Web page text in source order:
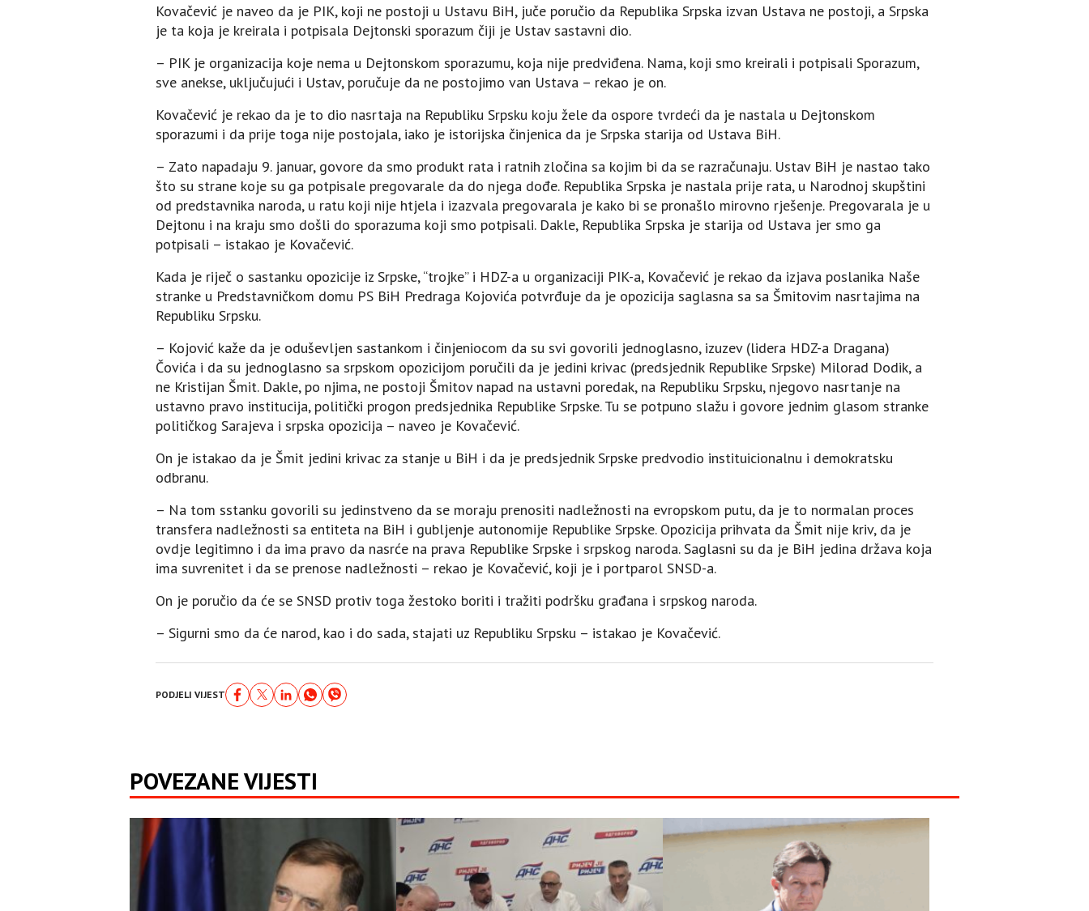
Kovačević je naveo da je PIK, koji ne postoji u Ustavu BiH, juče poručio da Republika Srpska izvan Ustava ne postoji, a Srpska
je ta koja je kreirala i potpisala Dejtonski sporazum čiji je Ustav sastavni dio.
– PIK je organizacija koje nema u Dejtonskom sporazumu, koja nije predviđena. Nama, koji smo kreirali i potpisali Sporazum,
sve anekse, uključujući i Ustav, poručuje da ne postojimo van Ustava – rekao je on.
Kovačević je rekao da je to dio nasrtaja na Republiku Srpsku koju žele da ospore tvrdeći da je nastala u Dejtonskom
sporazumi i da prije toga nije postojala, iako je istorijska činjenica da je Srpska starija od Ustava BiH.
– Zato napadaju 9. januar, govore da smo produkt rata i ratnih zločina sa kojim bi da se razračunaju. Ustav BiH je nastao tako
što su strane koje su ga potpisale pregovarale da do njega dođe. Republika Srpska je nastala prije rata, u Narodnoj skupštini
od predstavnika naroda, u ratu koji nije htjela i izazvala pregovarala je kako bi se pronašlo mirovno rješenje. Pregovarala je u
Dejtonu i na kraju smo došli do sporazuma koji smo potpisali. Dakle, Republika Srpska je starija od Ustava jer smo ga
potpisali – istakao je Kovačević.
Kada je riječ o sastanku opozicije iz Srpske, “trojke” i HDZ-a u organizaciji PIK-a, Kovačević je rekao da izjava poslanika Naše
stranke u Predstavničkom domu PS BiH Predraga Kojovića potvrđuje da je opozicija saglasna sa sa Šmitovim nasrtajima na
Republiku Srpsku.
– Kojović kaže da je oduševljen sastankom i činjeniocom da su svi govorili jednoglasno, izuzev (lidera HDZ-a Dragana)
Čovića i da su jednoglasno sa srpskom opozicijom poručili da je jedini krivac (predsjednik Republike Srpske) Milorad Dodik, a
ne Kristijan Šmit. Dakle, po njima, ne postoji Šmitov napad na ustavni poredak, na Republiku Srpsku, njegovo nasrtanje na
ustavno pravo institucija, politički progon predsjednika Republike Srpske. Tu se potpuno slažu i govore jednim glasom stranke
političkog Sarajeva i srpska opozicija – naveo je Kovačević.
On je istakao da je Šmit jedini krivac za stanje u BiH i da je predsjednik Srpske predvodio instituicionalnu i demokratsku
odbranu.
– Na tom sstanku govorili su jedinstveno da se moraju prenositi nadležnosti na evropskom putu, da je to normalan proces
transfera nadležnosti sa entiteta na BiH i gubljenje autonomije Republike Srpske. Opozicija prihvata da Šmit nije kriv, da je
ovdje legitimno i da ima pravo da nasrće na prava Republike Srpske i srpskog naroda. Saglasni su da je BiH jedina država koja
ima suvrenitet i da se prenose nadležnosti – rekao je Kovačević, koji je i portparol SNSD-a.
On je poručio da će se SNSD protiv toga žestoko boriti i tražiti podršku građana i srpskog naroda.
– Sigurni smo da će narod, kao i do sada, stajati uz Republiku Srpsku – istakao je Kovačević.
PODJELI VIJEST
POVEZANE VIJESTI